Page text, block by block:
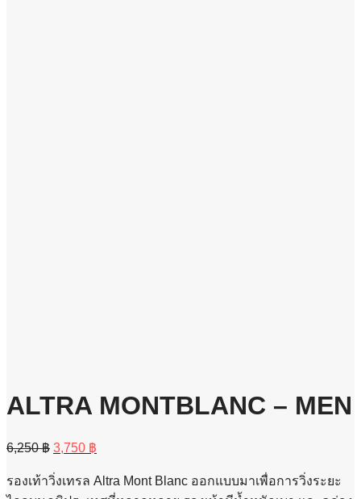
ALTRA MONTBLANC – MEN
6,250฿ Original
price
was:
3,750 ฿
price
is:
3,750 ฿.
รองเท้าวิ่งเทรล Altra Mont Blanc ออกแบบมาเพื่อการวิ่งระยะ